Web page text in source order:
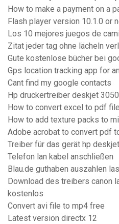
How to make a payment on a
Flash player version 10.1.0 or
Los 10 mejores juegos de
Zitat jeder tag ohne lächeln
Gute kostenlose bücher bei
Gps location tracking app for
Cant find my google contacts
Hp druckertreiber deskjet
How to convert excel to pdf file
How to add texture packs to
Adobe acrobat to convert pdf
Treiber für das gerät hp
Telefon lan kabel anschließen
Blau.de guthaben auszahlen
Download des treibers canon
kostenlos
Convert avi file to mp4 free
Latest version directx 12